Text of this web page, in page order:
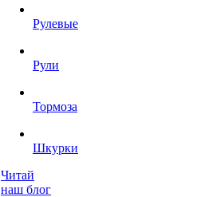
Рулевые
Рули
Тормоза
Шкурки
Читай
наш блог